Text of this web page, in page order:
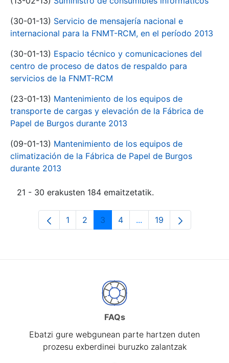
(30-01-13) Servicio de mensajería nacional e
internacional para la FNMT-RCM, en el período 2013
(30-01-13) Espacio técnico y comunicaciones del
centro de proceso de datos de respaldo para
servicios de la FNMT-RCM
(23-01-13) Mantenimiento de los equipos de
transporte de cargas y elevación de la Fábrica de
Papel de Burgos durante 2013
(09-01-13) Mantenimiento de los equipos de
climatización de la Fábrica de Papel de Burgos
durante 2013
21 - 30 erakusten 184 emaitzetatik.
Orrialdea
1 Orrialdea
2 Orrialdea
3 Orrialdea
4 ...Intermediate Pages
Orrialdea
19
FAQs
Ebatzi gure webgunean parte hartzen duten
prozesu exberdinei buruzko zalantzak